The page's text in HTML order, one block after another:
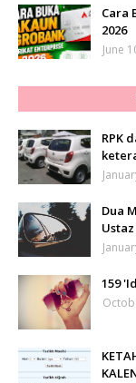
Cara
2026
June
RPK
Dua
159